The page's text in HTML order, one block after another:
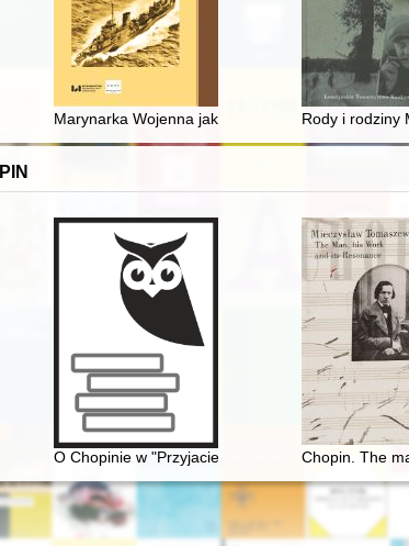
Poznaniu jako źródło do badań nad kadrą
regionu Karkonoszy : charakterystyka założeń
Marynarka Wojenna jako narzędzie wojny w
Rody i rodziny
i Pomorzu
wszystkim damom... Chopin i kobiety
O Chopinie w "Przyjacielu Ludu" (1836)Chopin. The